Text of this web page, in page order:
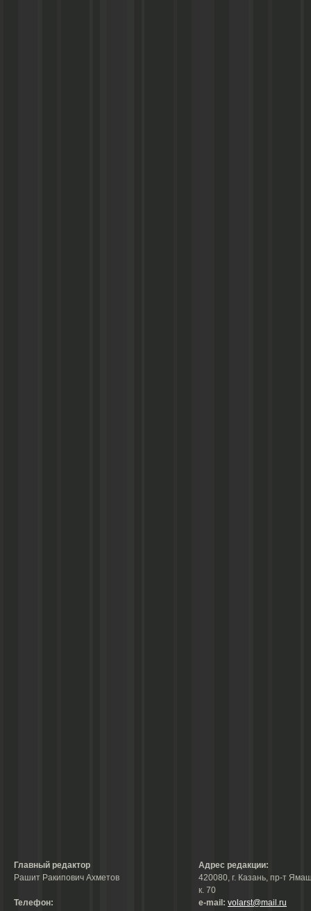
Главный редактор
Рашит Ракипович Ахметов
Телефон:
Адрес редакции:
420080, г. Казань, пр-т
к. 70
е-mail: volarst@mail.ru